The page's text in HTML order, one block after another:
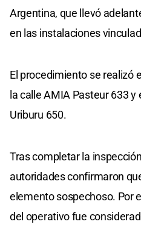
Argentina, que llevó
en las instalaciones
El procedimiento se realizó
la calle AMIA Pasteur 633 y
Uriburu 650.
Tras completar la
autoridades confirmaron
elemento sospechoso. Por
del operativo fue